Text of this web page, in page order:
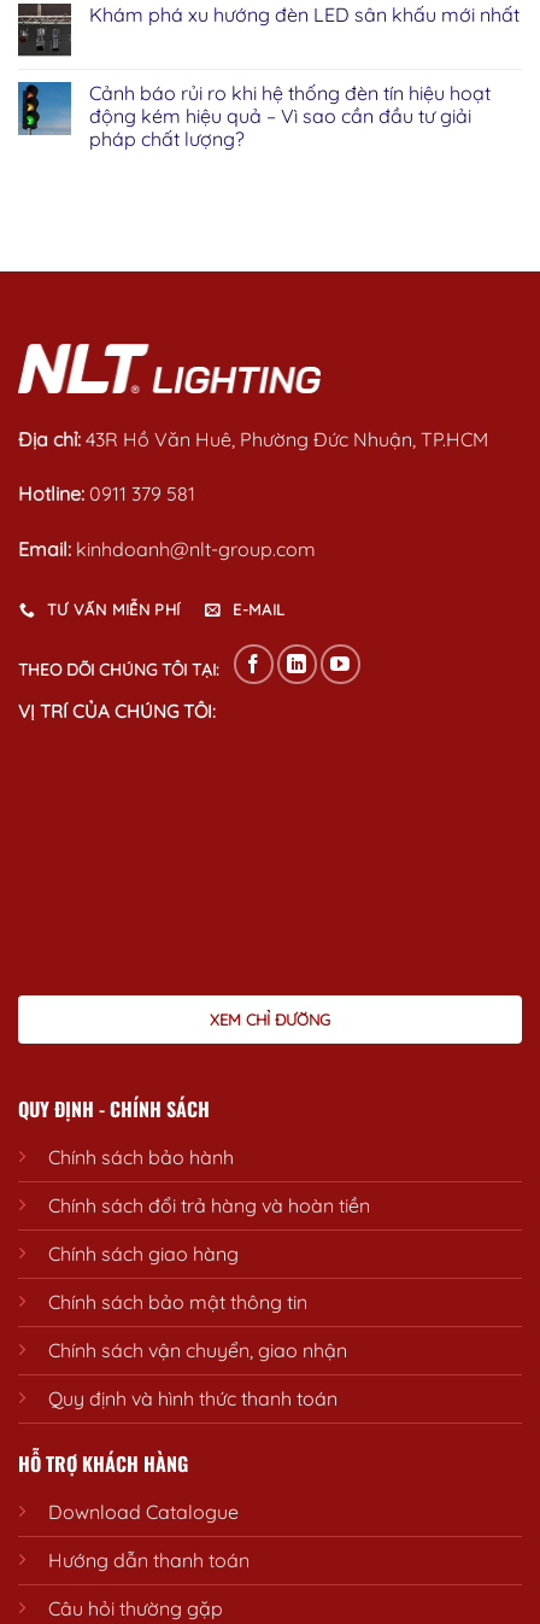
Khám phá xu hướng đèn LED sân khấu mới nhất
Cảnh báo rủi ro khi hệ thống đèn tín hiệu hoạt
động kém hiệu quả – Vì sao cần đầu tư giải
pháp chất lượng?
Địa chỉ: 43R Hồ Văn Huê, Phường Đức Nhuận, TP.HCM
Hotline: 0911 379 581
Email: kinhdoanh@nlt-group.com
TƯ VẤN MIỄN PHÍ E-MAIL
THEO DÕI CHÚNG TÔI TẠI:
VỊ TRÍ CỦA CHÚNG TÔI:
XEM CHỈ ĐƯỜNG
QUY ĐỊNH - CHÍNH SÁCH
Chính sách bảo hành
Chính sách đổi trả hàng và hoàn tiền
Chính sách giao hàng
Chính sách bảo mật thông tin
Chính sách vận chuyển, giao nhận
Quy định và hình thức thanh toán
HỖ TRỢ KHÁCH HÀNG
Download Catalogue
Hướng dẫn thanh toán
Câu hỏi thường gặp